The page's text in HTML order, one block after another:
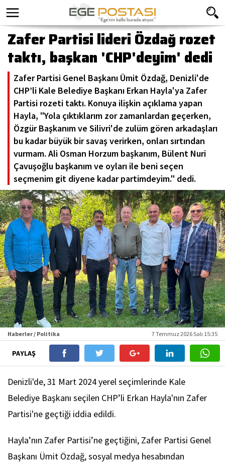
Zafer Partisi lideri Özdağ rozet
taktı, başkan 'CHP'deyim' dedi
Zafer Partisi Genel Başkanı Ümit Özdağ, Denizli'de
CHP’li Kale Belediye Başkanı Erkan Hayla'ya Zafer
Partisi rozeti taktı. Konuya ilişkin açıklama yapan
Hayla, "Yola çıktıklarım zor zamanlardan geçerken,
Özgür Başkanım ve Silivri'de zulüm gören arkadaşları
bu kadar büyük bir savaş verirken, onları sırtından
vurmam. Ali Osman Horzum başkanım, Bülent Nuri
Çavuşoğlu başkanım ve oyları ile beni seçen
seçmenim git diyene kadar partimdeyim." dedi.
Haberler / Politika 7 Temmuz 2026 Salı 15:35
PAYLAŞ
Denizli'de, 31 Mart 2024 yerel seçimlerinde Kale
Belediye Başkanı seçilen CHP’li Erkan Hayla'nın Zafer
Partisi'ne geçtiği iddia edildi.
Hayla’nın Zafer Partisi’ne geçtiğini, Zafer Partisi Genel
Başkanı Ümit Özdağ, sosyal medya hesabından